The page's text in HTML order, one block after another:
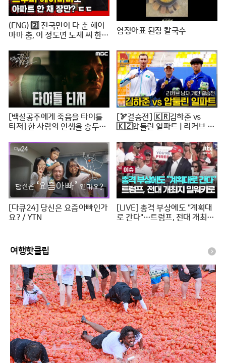
(ENG) 2️⃣ 전국민이 다 춘 헤이
마마 춤, 이 정도면 노제 씨 한강
지? (순수한 궁금증) / [문명특
급 EP.222-2]
염정아표 된장 칼국수
[백설공주에게 죽음을 타이틀
티저] 한 사람의 인생을 송두리
0816 방송
[🏹결승전] 🇰🇷김하준 vs
🇰🇿압둘린 일파트 | 리커브 남
3차 양궁대회]
[다큐24] 당신은 요즘아빠인가
요? / YTN
[LIVE] 총격 부상에도 "계획대
로 간다"…트럼프, 전대 개최지
여행핫클립